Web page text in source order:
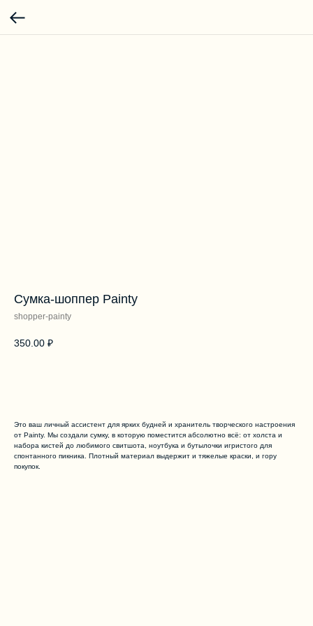
Сумка-шоппер Painty
shopper-painty
350.00 ₽
Это ваш личный ассистент для ярких будней и хранитель творческого настроения
от Painty. Мы создали сумку, в которую поместится абсолютно всё: от холста и
набора кистей до любимого свитшота, ноутбука и бутылочки игристого для
спонтанного пикника. Плотный материал выдержит и тяжелые краски, и гору
покупок.